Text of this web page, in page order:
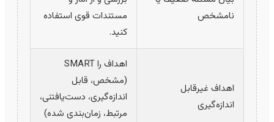
نامشخص
مستندات قوی استفاده
کنید.
اهداف غیرقابل
اندازه‌گیری
اهداف را SMART
(مشخص، قابل
اندازه‌گیری، دست‌یافتنی،
مرتبط، زمان‌بندی شده)